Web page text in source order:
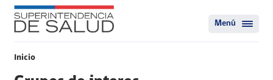
Menú
Inicio